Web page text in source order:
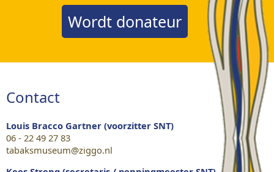
Wordt donateur
Contact
Louis Bracco Gartner (voorzitter SNT)
06 - 22 49 27 83
tabaksmuseum@ziggo.nl